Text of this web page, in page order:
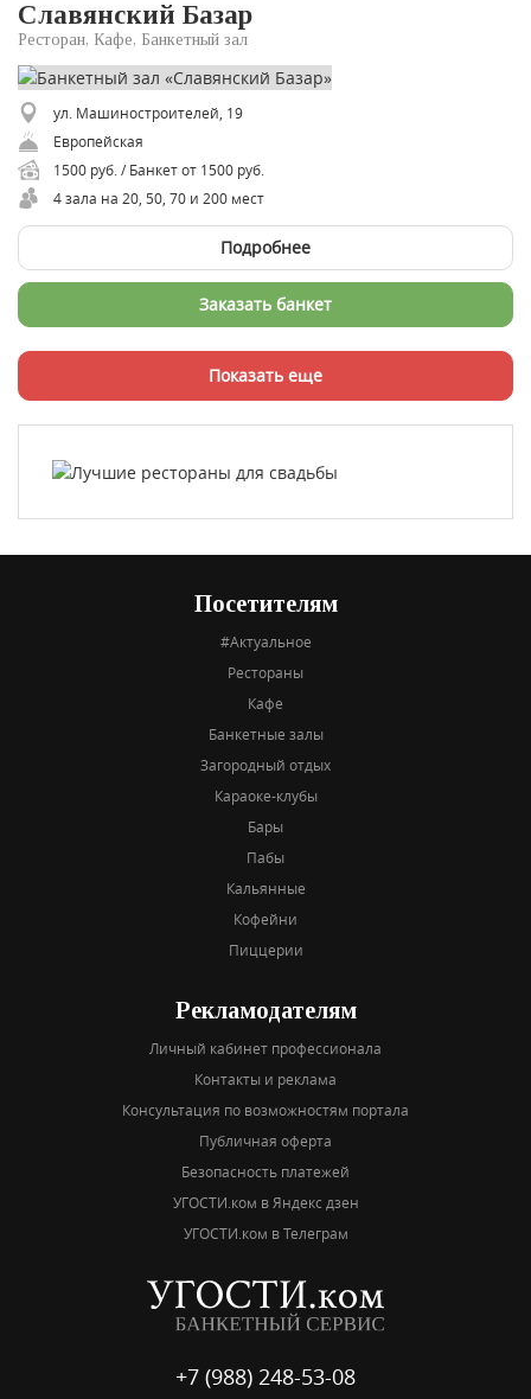
Славянский Базар
Ресторан, Кафе, Банкетный зал
ул. Машиностроителей, 19
Европейская
1500 руб. / Банкет от 1500 руб.
4 зала на 20, 50, 70 и 200 мест
Подробнее
Заказать банкет
Показать еще
Посетителям
#Актуальное
Рестораны
Кафе
Банкетные залы
Загородный отдых
Караоке-клубы
Бары
Пабы
Кальянные
Кофейни
Пиццерии
Рекламодателям
Личный кабинет профессионала
Контакты и реклама
Консультация по возможностям портала
Публичная оферта
Безопасность платежей
УГОСТИ.ком в Яндекс дзен
УГОСТИ.ком в Телеграм
+7 (988) 248-53-08